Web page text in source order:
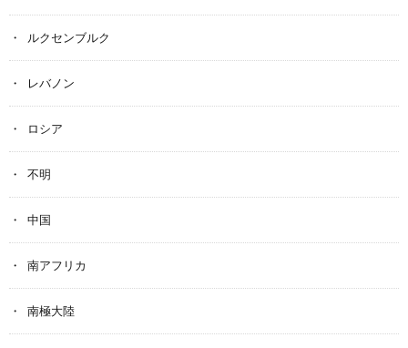
ルクセンブルク
レバノン
ロシア
不明
中国
南アフリカ
南極大陸